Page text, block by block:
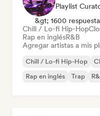
Playlist
&gt; 1600
Chill / Lo-fi Hip-Hop
Rap en inglésR&B
Agregar artistas a mis
Chill / Lo-fi Hip-Hop
Rap en inglés
Trap